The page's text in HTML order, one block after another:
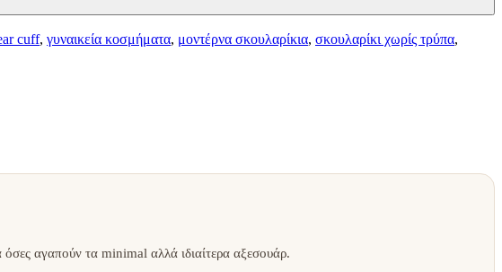
cuff, γυναικεία κοσμήματα, μοντέρνα σκουλαρίκια, σκουλαρίκι χωρίς τρύπα,
αγαπούν τα minimal αλλά ιδιαίτερα αξεσουάρ.